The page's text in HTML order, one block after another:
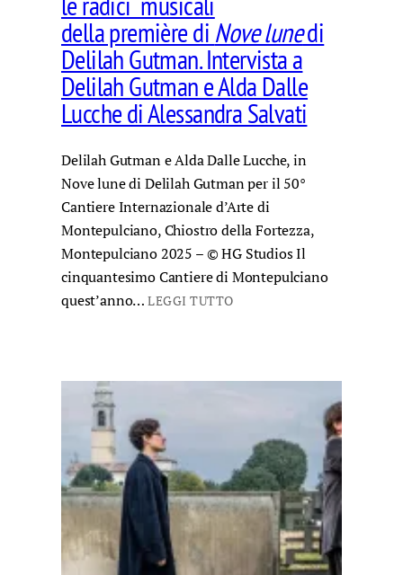
della première di Nove lunedi
Delilah Gutman. Intervista a
Delilah Gutman e Alda Dalle
Lucche di Alessandra Salvati
Delilah Gutman e Alda Dalle Lucche, in
Nove lune di Delilah Gutman per il 50°
Cantiere Internazionale d’Arte di
Montepulciano, Chiostro della Fortezza,
Montepulciano 2025 – © HG Studios Il
cinquantesimo Cantiere di Montepulciano
quest’anno…LEGGI TUTTO